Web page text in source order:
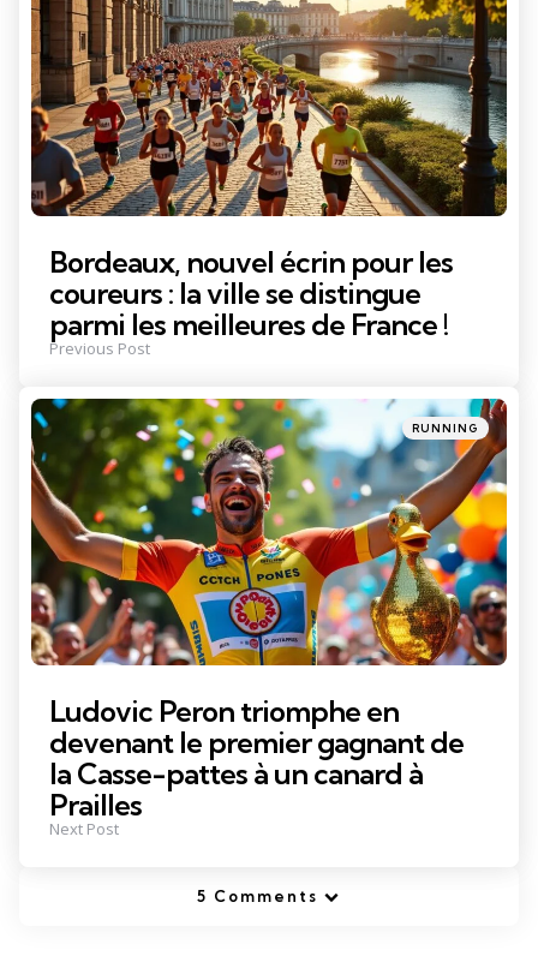
Bordeaux, nouvel écrin pour les
coureurs : la ville se distingue
parmi les meilleures de France !
Previous Post
Posted
in
RUNNING
Ludovic Peron triomphe en
devenant le premier gagnant de
la Casse-pattes à un canard à
Prailles
Next Post
5 Comments